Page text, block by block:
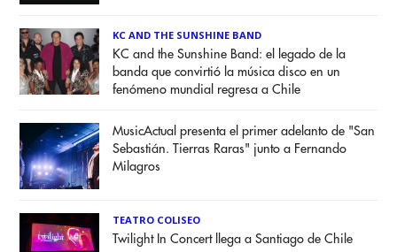
KC AND THE SUNSHINE BAND
KC and the Sunshine Band: el legado de la
banda que convirtió la música disco en un
fenómeno mundial regresa a Chile
MusicActual presenta el primer adelanto de "San
Sebastián. Tierras Raras" junto a Fernando
Milagros
TEATRO COLISEO
Twilight In Concert llega a Santiago de Chile